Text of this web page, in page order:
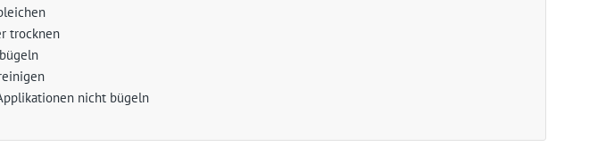
trocknen
nicht bügeln